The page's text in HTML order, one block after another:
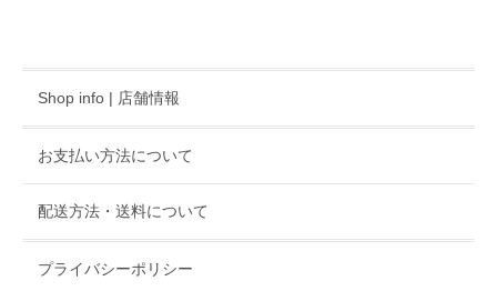
Shop info | 店舗情報
お支払い方法について
配送方法・送料について
プライバシーポリシー